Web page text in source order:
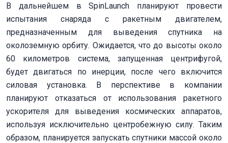
В дальнейшем в SpinLaunch планируют провести
испытания снаряда с ракетным двигателем,
предназначенным для выведения спутника на
околоземную орбиту. Ожидается, что до высоты около
60 километров система, запущенная центрифугой,
будет двигаться по инерции, после чего включится
силовая установка. В перспективе в компании
планируют отказаться от использования ракетного
ускорителя для выведения космических аппаратов,
используя исключительно центробежную силу. Таким
образом, планируется запускать спутники массой около